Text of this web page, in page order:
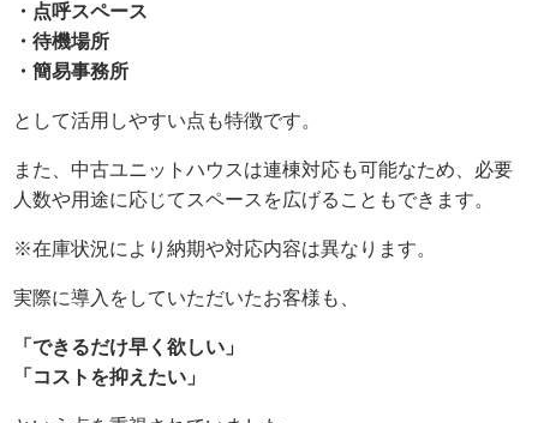
・点呼スペース
・待機場所
・簡易事務所
として活用しやすい点も特徴です。
また、中古ユニットハウスは連棟対応も可能なため、必要
人数や用途に応じてスペースを広げることもできます。
※在庫状況により納期や対応内容は異なります。
実際に導入をしていただいたお客様も、
「できるだけ早く欲しい」
「コストを抑えたい」